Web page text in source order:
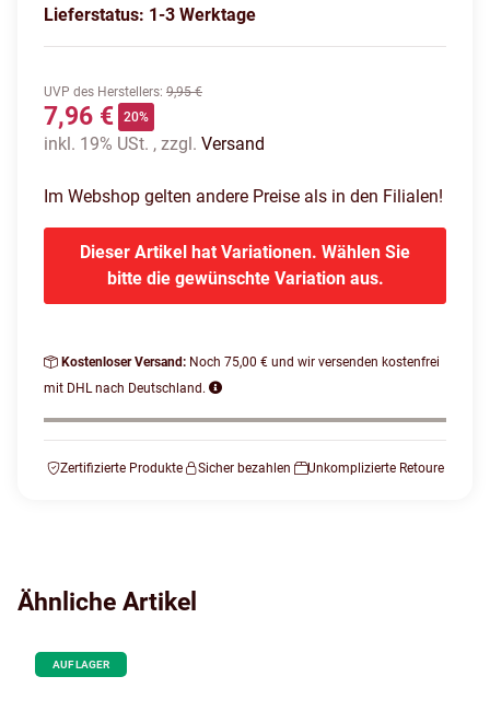
Lieferstatus: 1-3 Werktage
UVP des Herstellers: 9,95 €
7,96 € 20%
inkl. 19% USt. , zzgl. Versand
Im Webshop gelten andere Preise als in den Filialen!
Dieser Artikel hat Variationen. Wählen Sie
bitte die gewünschte Variation aus.
Kostenloser Versand: Noch 75,00 € und wir versenden kostenfrei
mit DHL nach Deutschland.
Zertifizierte Produkte Sicher bezahlen Unkomplizierte Retoure
Ähnliche Artikel
AUF LAGER